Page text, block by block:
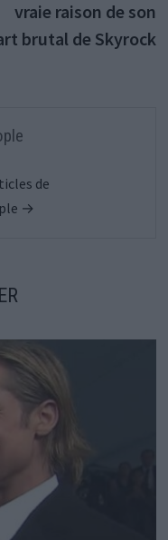
vraie raison de son
brutal de Skyrock
de
→